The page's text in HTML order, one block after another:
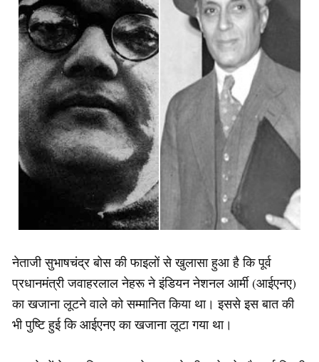
नेताजी सुभाषचंद्र बोस की फाइलों से खुलासा हुआ है कि पूर्व
प्रधानमंत्री जवाहरलाल नेहरू ने इंडियन नेशनल आर्मी (आईएनए)
का खजाना लूटने वाले को सम्मानित किया था। इससे इस बात की
भी पुष्टि हुई कि आईएनए का खजाना लूटा गया था।